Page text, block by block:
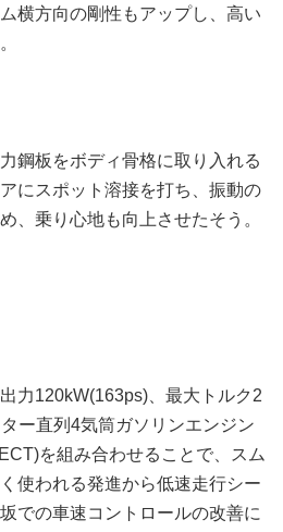
横方向の剛性もアップし、高い
鋼板をボディ骨格に取り入れる
にスポット溶接を打ち、振動の
、乗り心地も向上させたそう。
力120kW(163ps)、最大トルク2
ー直列4気筒ガソリンエンジン
を組み合わせることで、スム
使われる発進から低速走行シー
での車速コントロールの改善に